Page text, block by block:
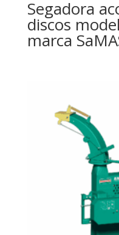
Segadora
discos
marca